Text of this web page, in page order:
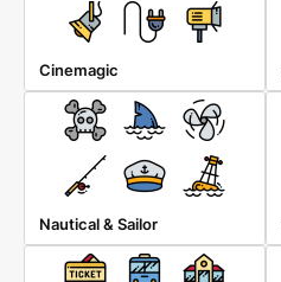
Cinemagic
Nautical & Sailor